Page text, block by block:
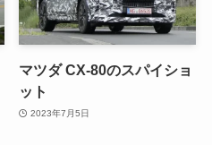
マツダ CX-80のスパイショ
ット
2023年7月5日